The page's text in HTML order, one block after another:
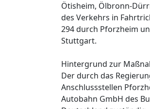
Ötisheim, Ölbronn-
des Verkehrs in
294 durch Pforzheim
Stuttgart.
Hintergrund zur
Der durch das
Anschlussstellen
Autobahn GmbH des